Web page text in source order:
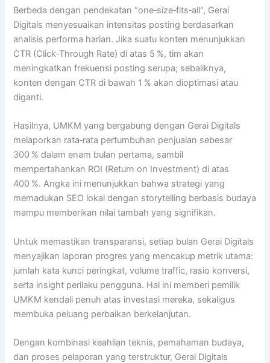
Berbeda dengan pendekatan “one‑size‑fits‑all”, Gerai
Digitals menyesuaikan intensitas posting berdasarkan
analisis performa harian. Jika suatu konten menunjukkan
CTR (Click‑Through Rate) di atas 5 %, tim akan
meningkatkan frekuensi posting serupa; sebaliknya,
konten dengan CTR di bawah 1 % akan dioptimasi atau
diganti.
Hasilnya, UMKM yang bergabung dengan Gerai Digitals
melaporkan rata‑rata pertumbuhan penjualan sebesar
300 % dalam enam bulan pertama, sambil
mempertahankan ROI (Return on Investment) di atas
400 %. Angka ini menunjukkan bahwa strategi yang
memadukan SEO lokal dengan storytelling berbasis budaya
mampu memberikan nilai tambah yang signifikan.
Untuk memastikan transparansi, setiap bulan Gerai Digitals
menyajikan laporan progres yang mencakup metrik utama:
jumlah kata kunci peringkat, volume traffic, rasio konversi,
serta insight perilaku pengguna. Hal ini memberi pemilik
UMKM kendali penuh atas investasi mereka, sekaligus
membuka peluang perbaikan berkelanjutan.
Dengan kombinasi keahlian teknis, pemahaman budaya,
dan proses pelaporan yang terstruktur, Gerai Digitals